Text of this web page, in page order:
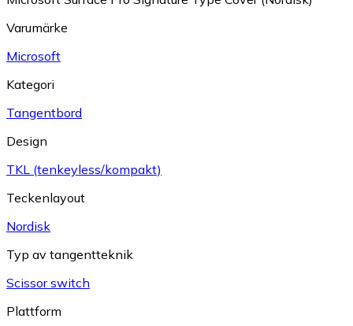
Varumärke
Microsoft
Kategori
Tangentbord
Design
TKL (tenkeyless/kompakt)
Teckenlayout
Nordisk
Typ av tangentteknik
Scissor switch
Plattform